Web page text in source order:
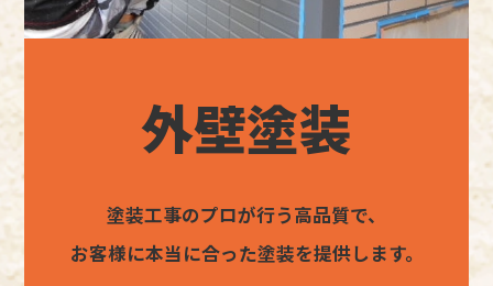
外壁塗装
塗装工事のプロが行う高品質で、
お客様に本当に合った塗装を提供します。